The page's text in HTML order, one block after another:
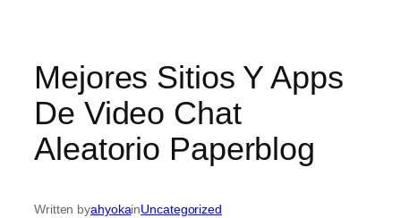
Mejores Sitios Y Apps
De Video Chat
Aleatorio Paperblog
Written byahyokainUncategorized